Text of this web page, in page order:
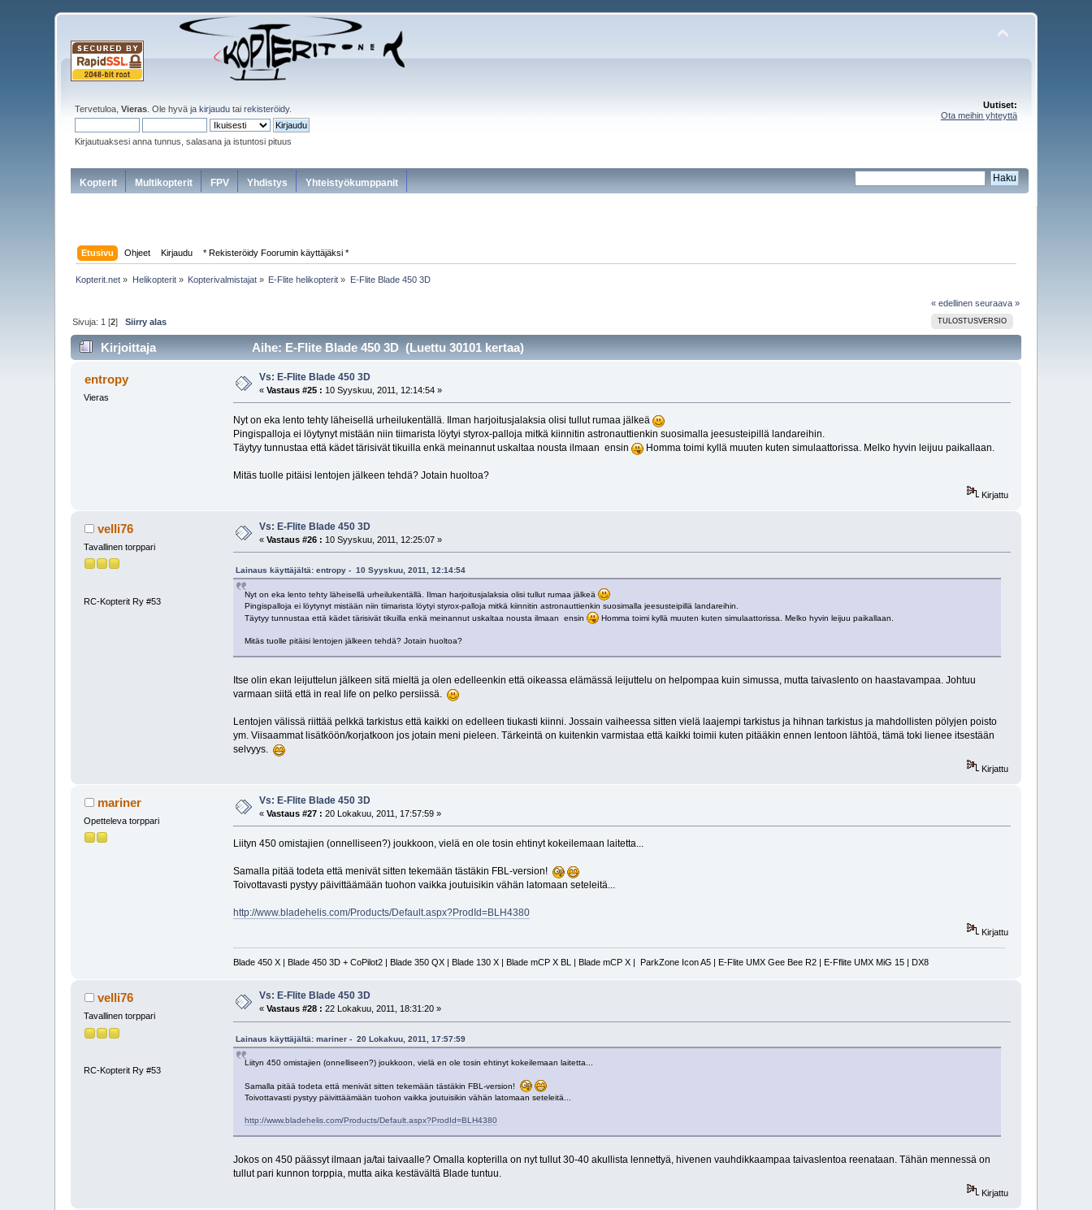
Tervetuloa,Vieras . Ole hyvä jakirjaudu tairekisteröidy.
Kirjautuaksesi anna tunnus, salasana ja istuntosi pituus
Uutiset:
Ota meihin yhteyttä
Kopterit Multikopterit FPV Yhdistys Yhteistyökumppanit
Etusivu Ohjeet Kirjaudu * Rekisteröidy Foorumin käyttäjäksi *
Kopterit.net » Helikopterit» Kopterivalmistajat » E-Flite helikopterit » E-Flite Blade 450 3D
« edellinen seuraava »
TULOSTUSVERSIO
Sivuja: 1 [2]Siirry alas
Kirjoittaja Aihe: E-Flite Blade 450 3D (Luettu 30101 kertaa)
entropy
Vieras
Vs: E-Flite Blade 450 3D
«Vastaus #25 : 10 Syyskuu, 2011, 12:14:54 »
Nyt on eka lento tehty läheisellä urheilukentällä. Ilman harjoitusjalaksia olisi tullut rumaa jälkeä
Pingispalloja ei löytynyt mistään niin tiimarista löytyi styrox-palloja mitkä kiinnitin astronauttienkin suosimalla jeesusteipillä landareihin.
Täytyy tunnustaa että kädet tärisivät tikuilla enkä meinannut uskaltaa nousta ilmaan ensin
Homma toimi kyllä muuten kuten simulaattorissa. Melko hyvin leijuu paikallaan.
Mitäs tuolle pitäisi lentojen jälkeen tehdä? Jotain huoltoa?
Kirjattu
velli76
Tavallinen torppari
RC-Kopterit Ry #53
Vs: E-Flite Blade 450 3D
«Vastaus #26 : 10 Syyskuu, 2011, 12:25:07 »
Lainaus käyttäjältä: entropy - 10 Syyskuu, 2011, 12:14:54
Nyt on eka lento tehty läheisellä urheilukentällä. Ilman harjoitusjalaksia olisi tullut rumaa jälkeä
Pingispalloja ei löytynyt mistään niin tiimarista löytyi styrox-palloja mitkä kiinnitin astronauttienkin suosimalla jeesusteipillä landareihin.
Täytyy tunnustaa että kädet tärisivät tikuilla enkä meinannut uskaltaa nousta ilmaan ensin
Homma toimi kyllä muuten kuten simulaattorissa. Melko hyvin leijuu paikallaan.
Mitäs tuolle pitäisi lentojen jälkeen tehdä? Jotain huoltoa?
Itse olin ekan leijuttelun jälkeen sitä mieltä ja olen edelleenkin että oikeassa elämässä leijuttelu on helpompaa kuin simussa, mutta taivaslento on haastavampaa. Johtuu
varmaan siitä että in real life on pelko persiissä.
Lentojen välissä riittää pelkkä tarkistus että kaikki on edelleen tiukasti kiinni. Jossain vaiheessa sitten vielä laajempi tarkistus ja hihnan tarkistus ja mahdollisten pölyjen poisto
ym. Viisaammat lisätköön/korjatkoon jos jotain meni pieleen. Tärkeintä on kuitenkin varmistaa että kaikki toimii kuten pitääkin ennen lentoon lähtöä, tämä toki lienee itsestään
selvyys.
Kirjattu
mariner
Opetteleva torppari
Vs: E-Flite Blade 450 3D
«Vastaus #27 : 20 Lokakuu, 2011, 17:57:59 »
Liityn 450 omistajien (onnelliseen?) joukkoon, vielä en ole tosin ehtinyt kokeilemaan laitetta...
Samalla pitää todeta että menivät sitten tekemään tästäkin FBL-version!
Toivottavasti pystyy päivittäämään tuohon vaikka joutuisikin vähän latomaan seteleitä...
http://www.bladehelis.com/Products/Default.aspx?ProdId=BLH4380
Kirjattu
Blade 450 X | Blade 450 3D + CoPilot2 | Blade 350 QX | Blade 130 X | Blade mCP X BL | Blade mCP X | ParkZone Icon A5 | E-Flite UMX Gee Bee R2 | E-Fflite UMX MiG 15 | DX8
velli76
Tavallinen torppari
RC-Kopterit Ry #53
Vs: E-Flite Blade 450 3D
«Vastaus #28 : 22 Lokakuu, 2011, 18:31:20 »
Lainaus käyttäjältä: mariner - 20 Lokakuu, 2011, 17:57:59
Liityn 450 omistajien (onnelliseen?) joukkoon, vielä en ole tosin ehtinyt kokeilemaan laitetta...
Samalla pitää todeta että menivät sitten tekemään tästäkin FBL-version!
Toivottavasti pystyy päivittäämään tuohon vaikka joutuisikin vähän latomaan seteleitä...
http://www.bladehelis.com/Products/Default.aspx?ProdId=BLH4380
Jokos on 450 päässyt ilmaan ja/tai taivaalle? Omalla kopterilla on nyt tullut 30-40 akullista lennettyä, hivenen vauhdikkaampaa taivaslentoa reenataan. Tähän mennessä on
tullut pari kunnon torppia, mutta aika kestävältä Blade tuntuu.
Kirjattu